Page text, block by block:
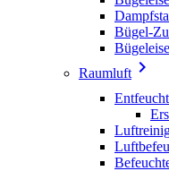
Bügel-
Raumluft 